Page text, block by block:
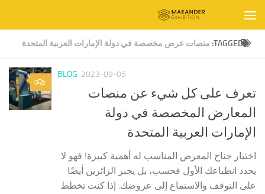
TAGGED: منصات عرض مخصصة في دولة الإمارات العربية المتحدة
0
BLOG 2023-09-05
تعرف على كل شيء عن منصات
المعارض المخصصة في دولة
الإمارات العربية المتحدة
اختيار جناح المعرض المناسب له أهمية كبيرة! فهو لا
يحدد انطباعك الأول فحسب، بل يجبر الزائرين أيضًا
على التوقف والاستماع إلى عروضك. إذا كنت تخطط